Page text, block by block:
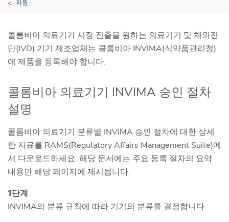
자원
콜롬비아 의료기기 시장 진출을 원하는 의료기기 및 체외진
단(IVD) 기기 제조업체는 콜롬비아 INVIMA(식약품관리청)
에 제품을 등록해야 합니다.
콜롬비아 의료기기 INVIMA 승인 절차
설명
콜롬비아 의료기기 분류별 INVIMA 승인 절차에 대한 상세
한 자료를 RAMS(Regulatory Affairs Management Suite)에
서 다운로드하세요. 해당 문서에는 주요 등록 절차의 요약
내용만 해당 페이지에 제시됩니다.
1단계
INVIMA의 분류 규칙에 따라 기기의 분류를 결정합니다.